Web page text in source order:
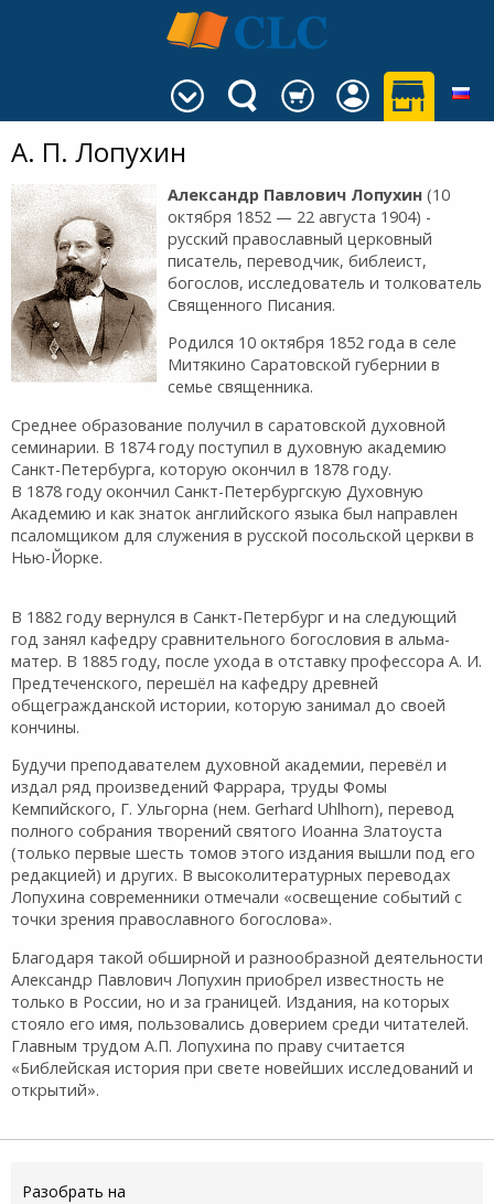
А. П. Лопухин
Александр Павлович Лопухин(10
октября 1852 — 22 августа 1904) -
русский православный церковный
писатель, переводчик, библеист,
богослов, исследователь и толкователь
Священного Писания.
Родился 10 октября 1852 года в селе
Митякино Саратовской губернии в
семье священника.
Среднее образование получил в саратовской духовной
семинарии. В 1874 году поступил в духовную академию
Санкт-Петербурга, которую окончил в 1878 году.
В 1878 году окончил Санкт-Петербургскую Духовную
Академию и как знаток английского языка был направлен
псаломщиком для служения в русской посольской церкви в
Нью-Йорке.
В 1882 году вернулся в Санкт-Петербург и на следующий
год занял кафедру сравнительного богословия в альма-
матер. В 1885 году, после ухода в отставку профессора А. И.
Предтеченского, перешёл на кафедру древней
общегражданской истории, которую занимал до своей
кончины.
Будучи преподавателем духовной академии, перевёл и
издал ряд произведений Фаррара, труды Фомы
Кемпийского, Г. Ульгорна (нем. Gerhard Uhlhorn), перевод
полного собрания творений святого Иоанна Златоуста
(только первые шесть томов этого издания вышли под его
редакцией) и других. В высоколитературных переводах
Лопухина современники отмечали «освещение событий с
точки зрения православного богослова».
Благодаря такой обширной и разнообразной деятельности
Александр Павлович Лопухин приобрел известность не
только в России, но и за границей. Издания, на которых
стояло его имя, пользовались доверием среди читателей.
Главным трудом А.П. Лопухина по праву считается
«Библейская история при свете новейших исследований и
открытий».
Разобрать на